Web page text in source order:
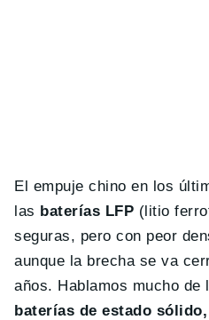
El empuje chino en los
las baterías LFP (litio
seguras, pero con peor
aunque la brecha se va
años. Hablamos mucho de
baterías de estado